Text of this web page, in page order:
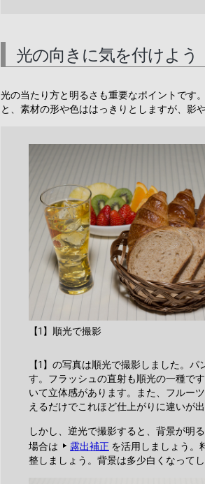
光の向きに気を付けよう
光の当たり方と明るさも重要なポイントです
と、素材の形や色ははっきりとしますが、影
【1】順光で撮影
【1】の写真は順光で撮影しました。
す。フラッシュの直射も順光の一種で
いて立体感があります。また、フルー
えるだけでこれほど仕上がりに違いが出
しかし、逆光で撮影すると、背景が明
場合は
露出補正 を活用しましょう。
整しましょう。背景は多少白くなって